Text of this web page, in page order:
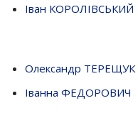
Іван КОРОЛІВСЬКИЙ
Олександр ТЕРЕЩУК
Іванна ФЕДОРОВИЧ